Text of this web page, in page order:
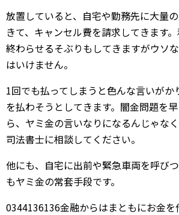
放置していると、自宅や勤務先に大量
きて、キャンセル費を請求してきます
終わらせるそぶりもしてきますがウソ
はいけません。
1回でも払ってしまうと色んな言いがか
を払わそうとしてきます。闇金問題を
ら、ヤミ金の言いなりになるんじゃな
司法書士に相談してください。
他にも、自宅に出前や緊急車両を呼び
もヤミ金の常套手段です。
0344136136金融からはまともにお金を